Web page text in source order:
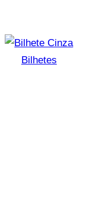
Bilhetes